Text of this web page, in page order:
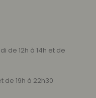
de 12h à 14h et de
de 19h à 22h30